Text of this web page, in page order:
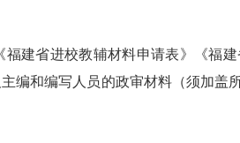
省进校教辅材料申请表》《福建
编和编写人员的政审材料（须加